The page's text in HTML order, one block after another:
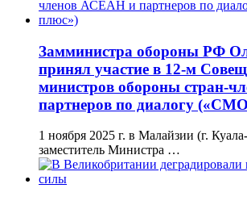
Замминистра обороны РФ
принял участие в 12-м
министров обороны стран-
партнеров по диалогу
1 ноября 2025 г. в Малайзии (г.
заместитель Министра …